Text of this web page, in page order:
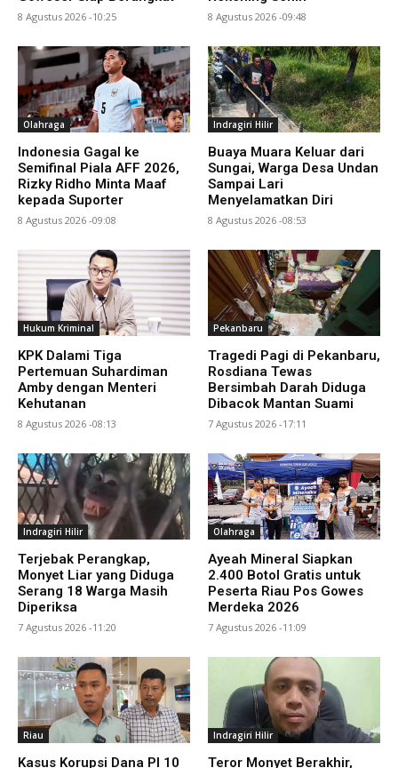
8 Agustus 2026 -10:25 8 Agustus 2026 -09:48
Olahraga
Indonesia Gagal ke
Semifinal Piala AFF 2026,
Rizky Ridho Minta Maaf
kepada Suporter
8 Agustus 2026 -09:08
Indragiri Hilir
Buaya Muara Keluar dari
Sungai, Warga Desa Undan
Sampai Lari
Menyelamatkan Diri
8 Agustus 2026 -08:53
Hukum Kriminal
KPK Dalami Tiga
Pertemuan Suhardiman
Amby dengan Menteri
Kehutanan
8 Agustus 2026 -08:13
Pekanbaru
Tragedi Pagi di Pekanbaru,
Rosdiana Tewas
Bersimbah Darah Diduga
Dibacok Mantan Suami
7 Agustus 2026 -17:11
Indragiri Hilir
Terjebak Perangkap,
Monyet Liar yang Diduga
Serang 18 Warga Masih
Diperiksa
7 Agustus 2026 -11:20
Olahraga
Ayeah Mineral Siapkan
2.400 Botol Gratis untuk
Peserta Riau Pos Gowes
Merdeka 2026
7 Agustus 2026 -11:09
Riau
Kasus Korupsi Dana PI 10
Indragiri Hilir
Teror Monyet Berakhir,